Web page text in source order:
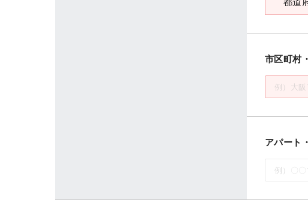
市区町村
アパート